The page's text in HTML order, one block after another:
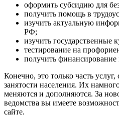
оформить субсидию для
получить помощь в
изучить актуальную
РФ;
изучить государственные
тестирование на
получить финансирование
Конечно, это только часть
занятости населения. Их
меняются и дополняются. За
ведомства вы имеете
сайте.